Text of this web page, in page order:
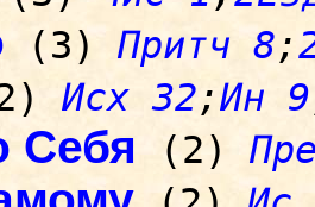
(3) Притч 8;
Исх 32;Ин 9
Себя (2)